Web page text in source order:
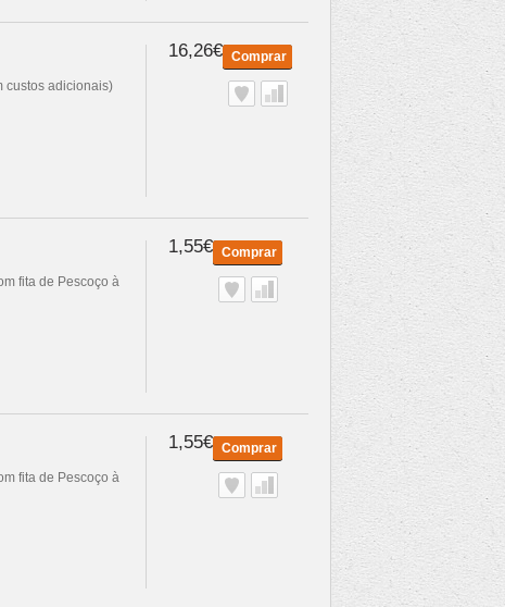
16,26€ Comprar
custos adicionais)
1,55€ Comprar
fita de Pescoço à
1,55€ Comprar
fita de Pescoço à